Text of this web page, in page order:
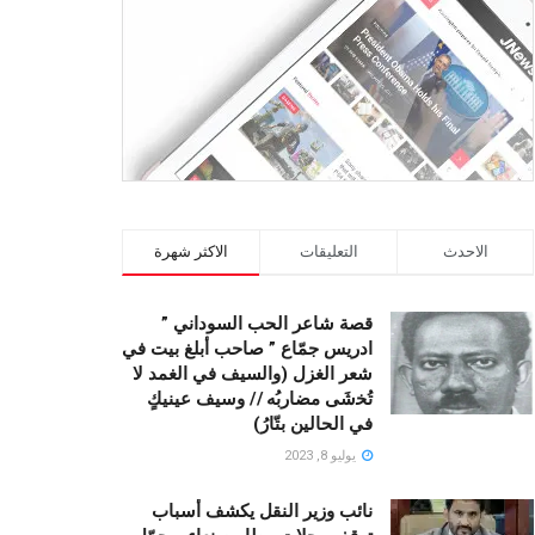
الاكثر شهرة التعليقات الاحدث
قصة شاعر الحب السوداني ”
ادريس جمّاع ” صاحب أبلغ بيت في
شعر الغزل (وﺍﻟﺴﻴﻒ ﻓﻲ الغمد ﻻ
ﺗُﺨشَى مضاربُه // ﻭﺳﻴﻒ ﻋﻴﻨﻴﻚٍ
ﻓﻲ ﺍﻟﺤﺎﻟﻴﻦ ﺑﺘّﺎﺭُ)
يوليو 8, 2023
نائب وزير النقل يكشف أسباب